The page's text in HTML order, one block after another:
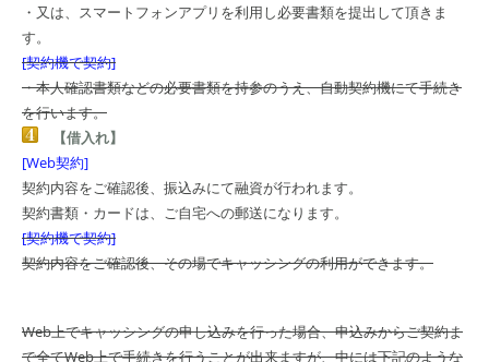
・又は、スマートフォンアプリを利用し必要書類を提出して頂きま
す。
[契約機で契約]
・本人確認書類などの必要書類を持参のうえ、自動契約機にて手続き
を行います。
【借入れ】
[Web契約]
契約内容をご確認後、振込みにて融資が行われます。
契約書類・カードは、ご自宅への郵送になります。
[契約機で契約]
契約内容をご確認後、その場でキャッシングの利用ができます。
Web上でキャッシングの申し込みを行った場合、申込みからご契約ま
で全てWeb上で手続きを行うことが出来ますが、中には下記のような